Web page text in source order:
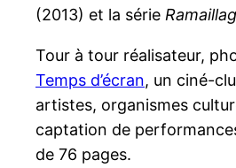
(2013) et la série
Tour à tour réalisateur,
Temps d’écran, un ciné-
artistes, organismes
captation de
de 76 pages.